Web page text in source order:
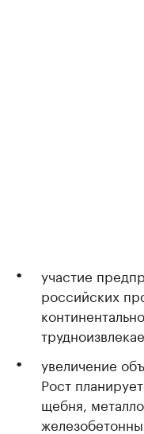
участие
российских
увеличение
Рост
щебня,